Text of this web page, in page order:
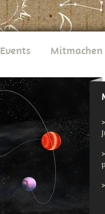
Events Mitmachen
>
>
>